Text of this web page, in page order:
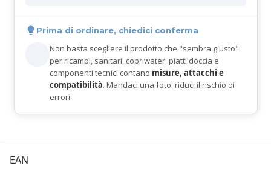
Prima di ordinare, chiedici conferma
Non basta scegliere il prodotto che "sembra giusto":
per ricambi, sanitari, copriwater, piatti doccia e
componenti tecnici contano misure, attacchi e
compatibilità. Mandaci una foto: riduci il rischio di
errori.
EAN